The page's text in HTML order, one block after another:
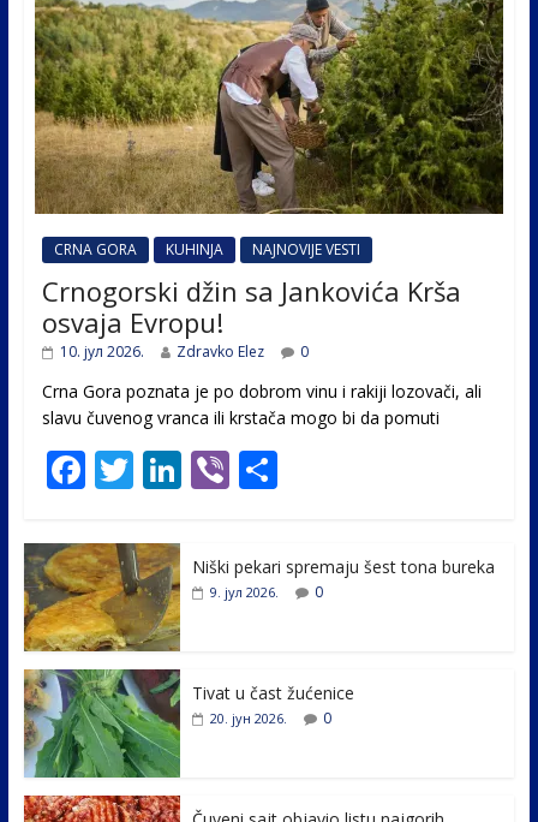
CRNA GORA KUHINJA NAJNOVIJE VESTI
Crnogorski džin sa Jankovića Krša
osvaja Evropu!
10. јул 2026. Zdravko Elez 0
Crna Gora poznata je po dobrom vinu i rakiji lozovači, ali
slavu čuvenog vranca ili krstača mogo bi da pomuti
F
e
b
o
o
k
T
itt
er
Li
e
Vi
er
S
e
Niški pekari spremaju šest tona bureka
9. јул 2026. 0
Tivat u čast žućenice
20. јун 2026. 0